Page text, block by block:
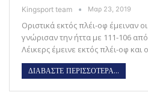
Kingsport team Μαρ 23, 2019
Οριστικά εκτός πλέι-οφ έμειναν
γνώρισαν την ήττα με 111-106
Λέικερς έμεινε εκτός πλέι-οφ
ΔΙΑΒΑΣΤΕ ΠΕΡΙΣΣΟΤΕΡΑ...